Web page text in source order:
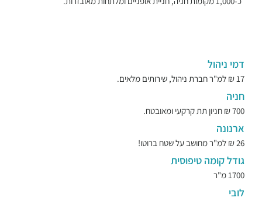
דמי ניהול
17 ₪ למ"ר חברת ניהול, שירותים מלאים.
חניה
700 ₪ חניון תת קרקעי ומאובטח.
ארנונה
26 ₪ למ"ר מחושב על שטח ברוטו!
גודל קומה טיפוסית
1700 מ"ר
לובי